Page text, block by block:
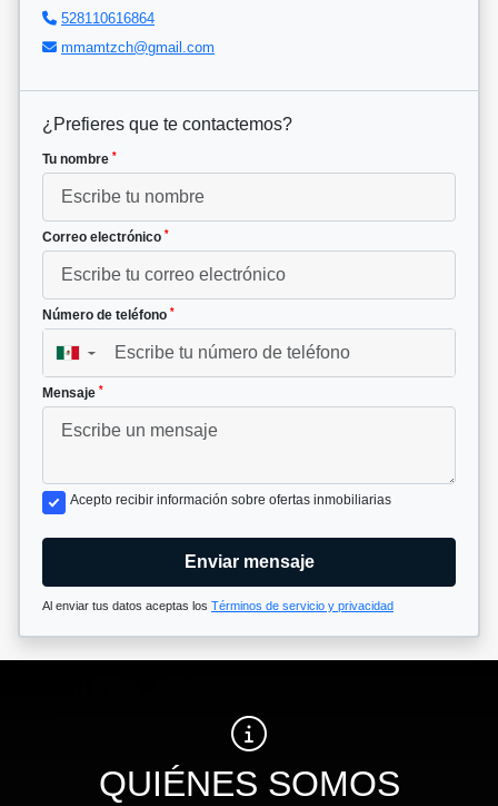
528110616864
mmamtzch@gmail.com
¿Prefieres que te contactemos?
Tu nombre *
Correo electrónico *
Número de teléfono *
▼
Mensaje *
Acepto recibir información sobre ofertas inmobiliarias
Enviar mensaje
Al enviar tus datos aceptas los Términos de servicio y privacidad
QUIÉNES SOMOS